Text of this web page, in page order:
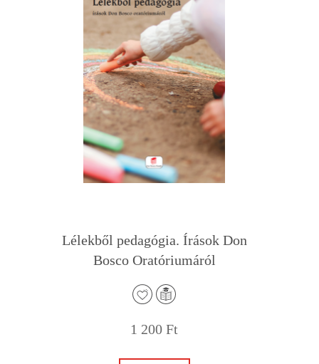
e
r
Lélekből pedagógia. Írások Don
Bosco Oratóriumáról
1 200Ft